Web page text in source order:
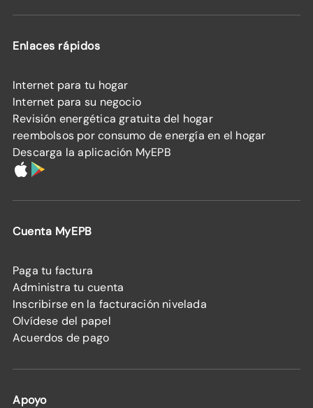
Enlaces rápidos
Internet para tu hogar
Internet para su negocio
Revisión energética gratuita del hogar
reembolsos por consumo de energía en el hogar
Descarga la aplicación MyEPB
Cuenta MyEPB
Paga tu factura
Administra tu cuenta
Inscribirse en la facturación nivelada
Olvídese del papel
Acuerdos de pago
Apoyo